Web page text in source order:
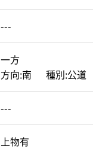
---
一方
方向:南 種別:公
---
上物有